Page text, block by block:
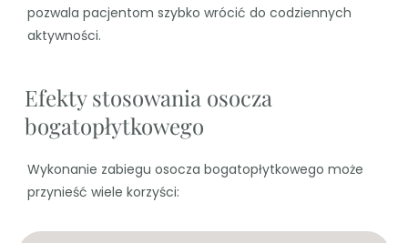
pozwala pacjentom szybko wrócić do codziennych
aktywności.
Efekty stosowania osocza
bogatopłytkowego
Wykonanie zabiegu osocza bogatopłytkowego może
przynieść wiele korzyści: